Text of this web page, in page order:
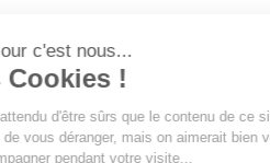
Bonjour c'est nous...
les Cookies !
On a attendu d'être sûrs que le
avant de vous déranger, mais on
accompagner pendant votre visite...